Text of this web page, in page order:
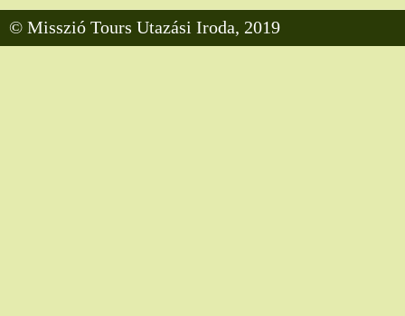
© Misszió Tours Utazási Iroda, 2019